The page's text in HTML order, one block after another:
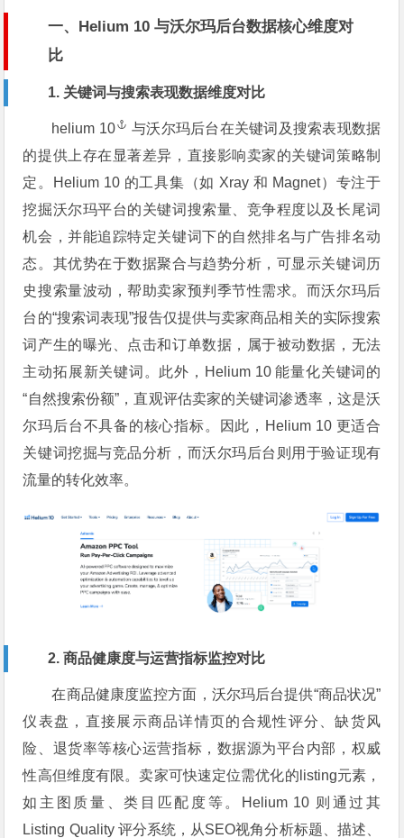
一、Helium 10 与沃尔玛后台数据核心维度对
比
1. 关键词与搜索表现数据维度对比
helium 10
与沃尔玛后台在关键词及搜索表现数据
的提供上存在显著差异，直接影响卖家的关键词策略制
定。Helium 10 的工具集（如 Xray 和 Magnet）专注于
挖掘沃尔玛平台的关键词搜索量、竞争程度以及长尾词
机会，并能追踪特定关键词下的自然排名与广告排名动
态。其优势在于数据聚合与趋势分析，可显示关键词历
史搜索量波动，帮助卖家预判季节性需求。而沃尔玛后
台的“搜索词表现”报告仅提供与卖家商品相关的实际搜索
词产生的曝光、点击和订单数据，属于被动数据，无法
主动拓展新关键词。此外，Helium 10 能量化关键词的
“自然搜索份额”，直观评估卖家的关键词渗透率，这是沃
尔玛后台不具备的核心指标。因此，Helium 10 更适合
关键词挖掘与竞品分析，而沃尔玛后台则用于验证现有
流量的转化效率。
2. 商品健康度与运营指标监控对比
在商品健康度监控方面，沃尔玛后台提供“商品状况”
仪表盘，直接展示商品详情页的合规性评分、缺货风
险、退货率等核心运营指标，数据源为平台内部，权威
性高但维度有限。卖家可快速定位需优化的listing元素，
如主图质量、类目匹配度等。Helium 10 则通过其
Listing Quality 评分系统，从SEO视角分析标题、描述、